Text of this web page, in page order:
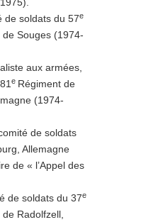
de soldats du 57e
de Souges (1974-
aux armées,
e Régiment de
(1974-
de soldats
Allemagne
de « l’Appel des
de soldats du 37e
Radolfzell,